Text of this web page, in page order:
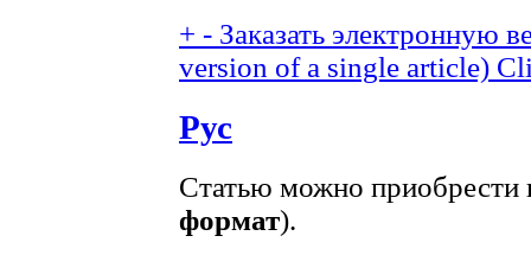
+ - Заказать электронную
version of a single article)
Рус
Статью можно приобрести
формат).